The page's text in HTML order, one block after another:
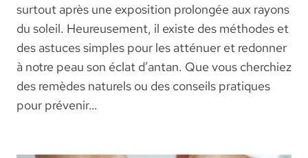
surtout après une exposition prolongée aux rayons
du soleil. Heureusement, il existe des méthodes et
des astuces simples pour les atténuer et redonner
à notre peau son éclat d’antan. Que vous cherchiez
des remèdes naturels ou des conseils pratiques
pour prévenir…